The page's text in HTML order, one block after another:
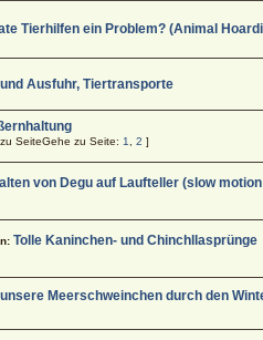
Tierhilfen ein Problem? (Animal
Ausfuhr, Tiertransporte
Gehe zu Seite: 1 ,2 ]
von Degu auf Laufteller (slow motion
Tolle Kaninchen- und Chinchllasprünge
Meerschweinchen durch den